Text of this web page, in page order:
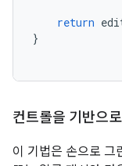
return
}
컨트롤을 기반으
이 기법은 손으로 그